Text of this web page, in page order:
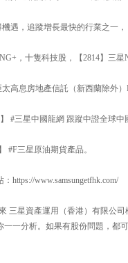
遇，追蹤增長最快的行業之一
，十隻科技股，【2814】三星
高息房地產信託（新西蘭除外）
#三星中國龍網 跟蹤中證全球
#F三星原油期貨產品。
https://www.samsungetfhk.com/
三星資產運用（香港）有限公
一分析。如果有股份問題，都